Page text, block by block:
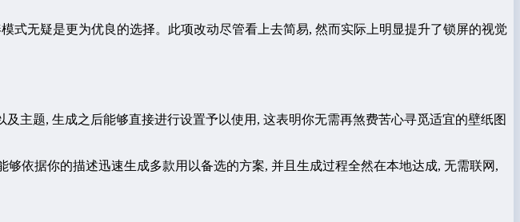
式无疑是更为优良的选择。此项改动尽管看上去简易, 然而实际上明显提升了锁屏的视觉
主题, 生成之后能够直接进行设置予以使用, 这表明你无需再煞费苦心寻觅适宜的壁纸图
依据你的描述迅速生成多款用以备选的方案, 并且生成过程全然在本地达成, 无需联网,